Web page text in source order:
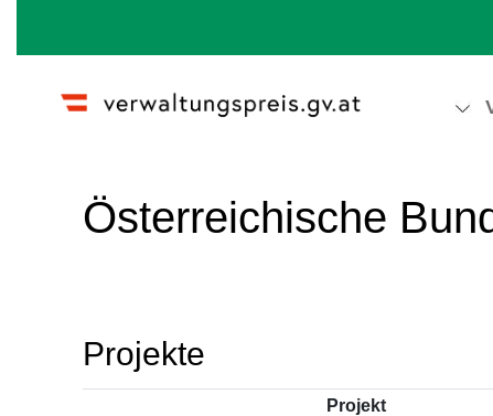
Österreichische
Projekte
Projekt